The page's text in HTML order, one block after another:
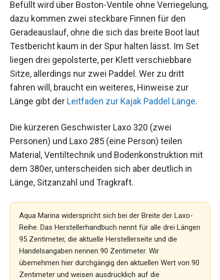
Befüllt wird über Boston-Ventile ohne Verriegelung,
dazu kommen zwei steckbare Finnen für den
Geradeauslauf, ohne die sich das breite Boot laut
Testbericht kaum in der Spur halten lässt. Im Set
liegen drei gepolsterte, per Klett verschiebbare
Sitze, allerdings nur zwei Paddel. Wer zu dritt
fahren will, braucht ein weiteres, Hinweise zur
Länge gibt der Leitfaden zur Kajak Paddel Länge.
Die kürzeren Geschwister Laxo 320 (zwei
Personen) und Laxo 285 (eine Person) teilen
Material, Ventiltechnik und Bodenkonstruktion mit
dem 380er, unterscheiden sich aber deutlich in
Länge, Sitzanzahl und Tragkraft.
Aqua Marina widerspricht sich bei der Breite der Laxo-
Reihe: Das Herstellerhandbuch nennt für alle drei Längen
95 Zentimeter, die aktuelle Herstellerseite und die
Handelsangaben nennen 90 Zentimeter. Wir
übernehmen hier durchgängig den aktuellen Wert von 90
Zentimeter und weisen ausdrücklich auf die